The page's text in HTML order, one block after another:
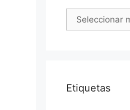
Arquivo
Etiquetas